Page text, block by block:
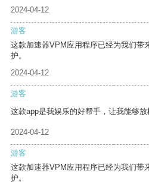
2024-04-12
游客
这款加速器VPM应用程序已经为我们带
护。
2024-04-12
游客
这款app是我娱乐的好帮手，让我能够放
2024-04-12
游客
这款加速器VPM应用程序已经为我们带
护。